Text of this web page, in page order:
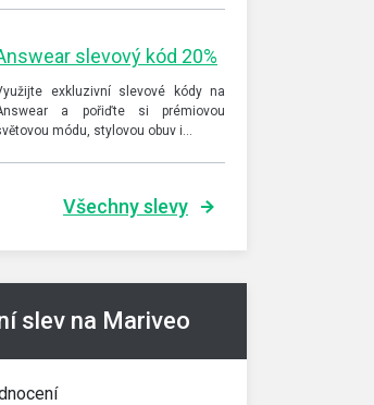
slevový kód 20%
exkluzivní slevové kódy na
a pořiďte si prémiovou
módu, stylovou obuv i…
Všechny slevy
slev na Mariveo